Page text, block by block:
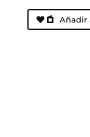
Añadir